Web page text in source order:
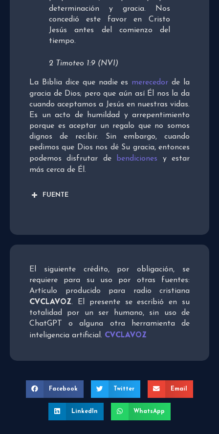
determinación y gracia. Nos
concedió este favor en Cristo
Jesús antes del comienzo del
tiempo.
2 Timoteo 1:9 (NVI)
La Biblia dice que nadie es merecedor de la
gracia de Dios; pero que aún así Él nos la da
cuando aceptamos a Jesús en nuestras vidas.
Es un acto de humildad y arrepentimiento
porque es aceptar un regalo que no somos
dignos de recibir. Sin embargo, cuando
pedimos que Dios nos dé Su gracia, entonces
podemos disfrutar de
bendiciones y estar
más cerca de Él.
FUENTE
El siguiente crédito, por obligación, se
requiere para su uso por otras fuentes:
Artículo producido para radio cristiana
CVCLAVOZ. El presente se escribió en su
totalidad por un ser humano, sin uso de
ChatGPT o alguna otra herramienta de
inteligencia artificial. CVCLAVOZ
Facebook Twitter Email
LinkedIn WhatsApp